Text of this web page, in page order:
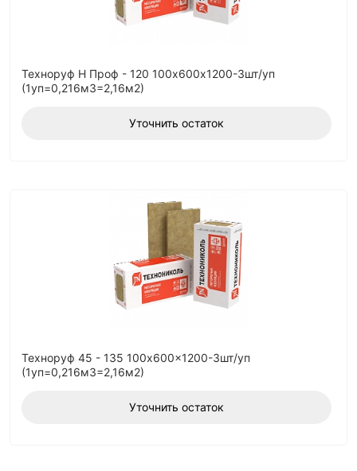
Техноруф Н Проф - 120 100х600х1200-3шт/уп
(1уп=0,216м3=2,16м2)
Уточнить остаток
Техноруф 45 - 135 100x600x1200-3шт/уп
(1уп=0,216м3=2,16м2)
Уточнить остаток